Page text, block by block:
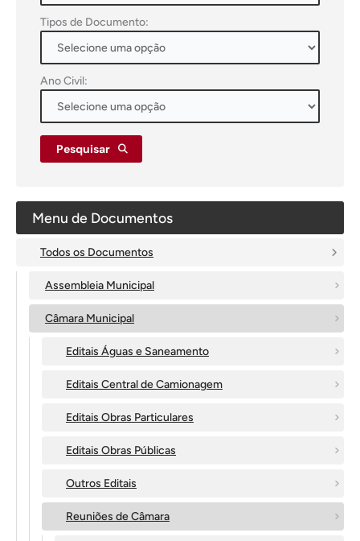
Tipos de Documento:
Ano Civil:
Pesquisar
Menu de Documentos
Todos os Documentos
Assembleia Municipal
Câmara Municipal
Editais Águas e Saneamento
Editais Central de Camionagem
Editais Obras Particulares
Editais Obras Públicas
Outros Editais
Reuniões de Câmara